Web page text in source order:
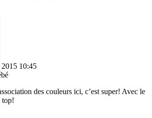
2015 10:45
des couleurs ici, c’est super! Avec le
top!